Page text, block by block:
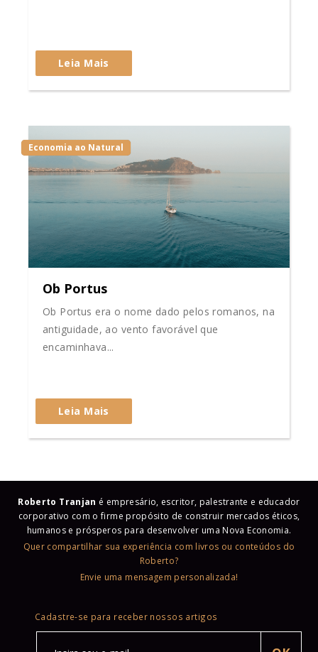
Leia Mais
Economia ao Natural
Ob Portus
Ob Portus era o nome dado pelos romanos, na
antiguidade, ao vento favorável que
encaminhava...
Leia Mais
Roberto Tranjan é empresário, escritor, palestrante e educador
corporativo com o firme propósito de construir mercados éticos,
humanos e prósperos para desenvolver uma Nova Economia.
Quer compartilhar sua experiência com livros ou conteúdos do
Roberto?
Envie uma mensagem personalizada!
Cadastre-se para receber nossos artigos